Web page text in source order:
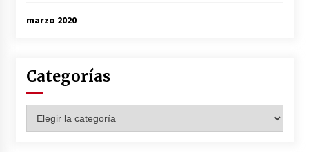
marzo 2020
Categorías